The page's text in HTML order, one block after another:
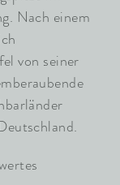
Nach einem
von seiner